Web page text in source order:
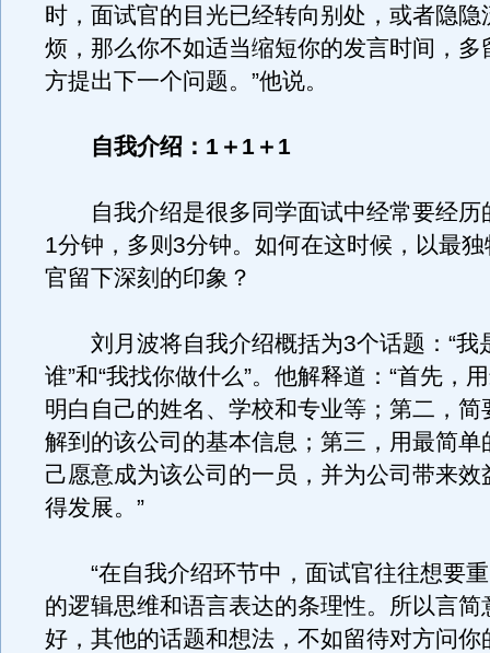
时，面试官的目光已经转向别处，或者隐隐
烦，那么你不如适当缩短你的发言时间，多
方提出下一个问题。”他说。
自我介绍：1＋1＋1
自我介绍是很多同学面试中经常要经历
1分钟，多则3分钟。如何在这时候，以最
官留下深刻的印象？
刘月波将自我介绍概括为3个话题：“我
谁”和“我找你做什么”。他解释道：“首先，
明白自己的姓名、学校和专业等；第二，简
解到的该公司的基本信息；第三，用最简单
己愿意成为该公司的一员，并为公司带来效
得发展。”
“在自我介绍环节中，面试官往往想要重
的逻辑思维和语言表达的条理性。所以言简
好，其他的话题和想法，不如留待对方问你